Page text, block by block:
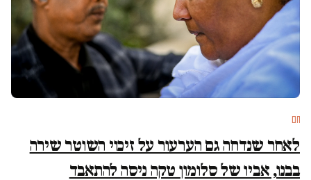
חם
לאחר שנדחה גם הערעור על זיכוי השוטר שירה
בבנו, אביו של סלומון טקה ניסה להתאבד